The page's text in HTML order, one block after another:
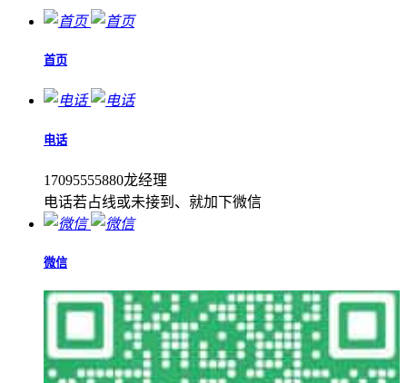
首页
电话
17095555880龙经理
电话若占线或未接到、就加下微信
微信